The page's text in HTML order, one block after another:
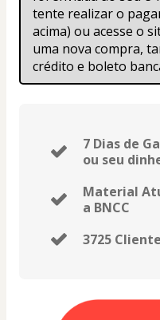
tente realizar o
acima) ou acesse o
uma nova compra,
crédito e boleto
7 Dias de
ou seu
Material
a BNCC
3725